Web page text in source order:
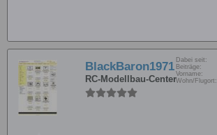
BlackBaron1971
RC-Modellbau-Center
Dabei seit:
Beiträge:
Vorname:
Wohn/Flugort: